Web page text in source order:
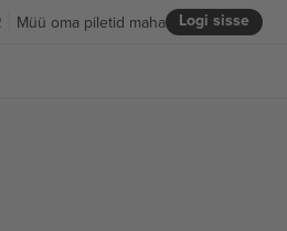
Logi sisse
Müü oma piletid maha